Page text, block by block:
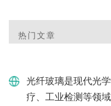
热门文章
光纤玻璃是现代光
疗、工业检测等领